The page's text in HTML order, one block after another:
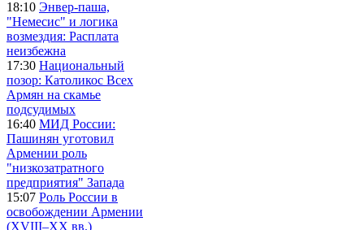
18:10 Энвер-паша,
"Немесис" и логика
возмездия: Расплата
неизбежна
17:30 Национальный
позор: Католикос Всех
Армян на скамье
подсудимых
16:40 МИД России:
Пашинян уготовил
Армении роль
"низкозатратного
предприятия" Запада
15:07 Роль России в
освобождении Армении
(XVIII–XX вв.)